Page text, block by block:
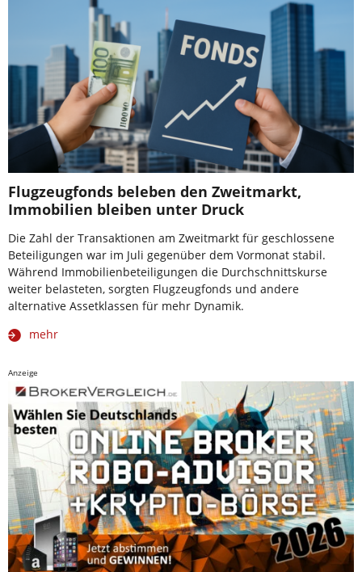
Flugzeugfonds beleben den Zweitmarkt,
Immobilien bleiben unter Druck
Die Zahl der Transaktionen am Zweitmarkt für geschlossene
Beteiligungen war im Juli gegenüber dem Vormonat stabil.
Während Immobilienbeteiligungen die Durchschnittskurse
weiter belasteten, sorgten Flugzeugfonds und andere
alternative Assetklassen für mehr Dynamik.
mehr
Anzeige